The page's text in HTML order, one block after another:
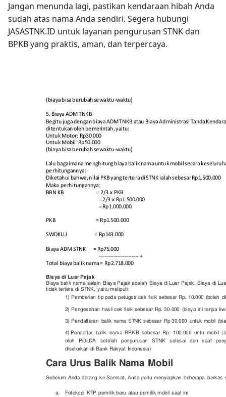
Jangan menunda lagi, pastikan kendaraan hibah Anda
sudah atas nama Anda sendiri. Segera hubungi
JASASTNK.ID untuk layanan pengurusan STNK dan
BPKB yang praktis, aman, dan terpercaya.